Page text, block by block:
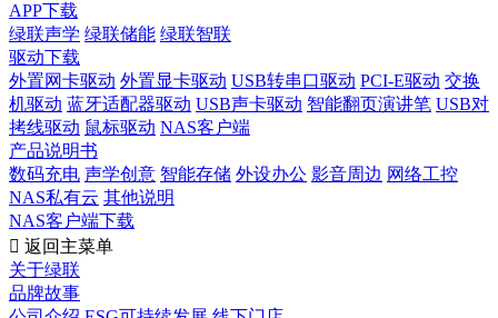
APP下载
绿联声学 绿联储能 绿联智联
驱动下载
外置网卡驱动 外置显卡驱动 USB转串口驱动 PCI-E驱动 交换
机驱动 蓝牙适配器驱动 USB声卡驱动 智能翻页演讲笔 USB对
拷线驱动 鼠标驱动 NAS客户端
产品说明书
数码充电 声学创意 智能存储 外设办公 影音周边 网络工控
NAS私有云 其他说明
NAS客户端下载
 返回主菜单
关于绿联
品牌故事